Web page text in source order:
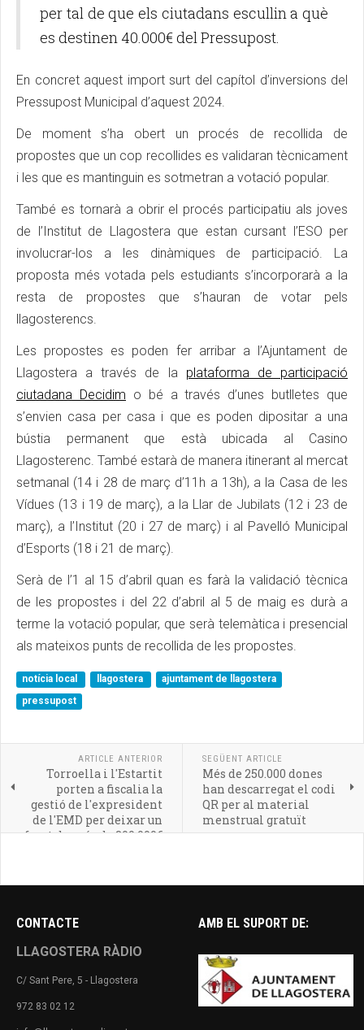
per tal de que els ciutadans escullin a què
es destinen 40.000€ del Pressupost.
En concret aquest import surt del capítol d’inversions del
Pressupost Municipal d’aquest 2024.
De moment s’ha obert un procés de recollida de
propostes que un cop recollides es validaran tècnicament
i les que es mantinguin es sotmetran a votació popular.
També es tornarà a obrir el procés participatiu als joves
de l’Institut de Llagostera que estan cursant l’ESO per
involucrar-los a les dinàmiques de participació. La
proposta més votada pels estudiants s’incorporarà a la
resta de propostes que s’hauran de votar pels
llagosterencs.
Les propostes es poden fer arribar a l’Ajuntament de
Llagostera a través de la plataforma de participació
ciutadana Decidim o bé a través d’unes butlletes que
s’envien casa per casa i que es poden dipositar a una
bústia permanent que està ubicada al Casino
Llagosterenc. També estarà de manera itinerant al mercat
setmanal (14 i 28 de març d’11h a 13h), a la Casa de les
Vídues (13 i 19 de març), a la Llar de Jubilats (12 i 23 de
març), a l’Institut (20 i 27 de març) i al Pavelló Municipal
d’Esports (18 i 21 de març).
Serà de l’1 al 15 d’abril quan es farà la validació tècnica
de les propostes i del 22 d’abril al 5 de maig es durà a
terme la votació popular, que serà telemàtica i presencial
als mateixos punts de recollida de les propostes.
notícia local llagostera
ajuntament de llagostera
pressupost
ARTICLE ANTERIOR
Torroella i l'Estartit
porten a fiscalia la
gestió de l'expresident
de l'EMD per deixar un
forat de més de 300.000€
SEGÜENT ARTICLE
Més de 250.000 dones
han descarregat el codi
QR per al material
menstrual gratuït
CONTACTE
LLAGOSTERA RÀDIO
C/ Sant Pere, 5 - Llagostera
972 83 02 12
AMB EL SUPORT DE: